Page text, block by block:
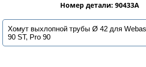
Номер детали: 90433А
Хомут выхлопной трубы Ø 42 для
90 ST, Pro 90